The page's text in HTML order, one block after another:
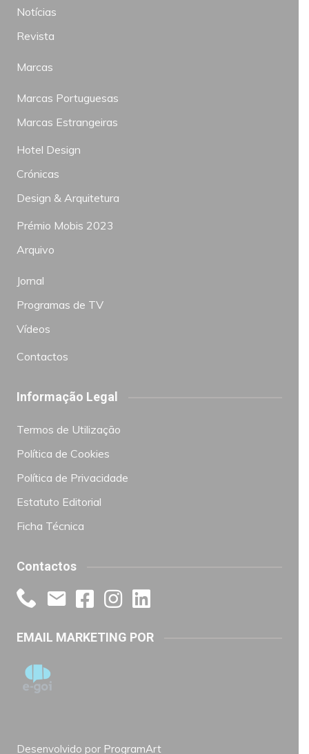
Notícias
Revista
Marcas
Marcas Portuguesas
Marcas Estrangeiras
Hotel Design
Crónicas
Design & Arquitetura
Prémio Mobis 2023
Arquivo
Jornal
Programas de TV
Vídeos
Contactos
Informação Legal
Termos de Utilização
Política de Cookies
Política de Privacidade
Estatuto Editorial
Ficha Técnica
Contactos
EMAIL MARKETING POR
Desenvolvido por ProgramArt